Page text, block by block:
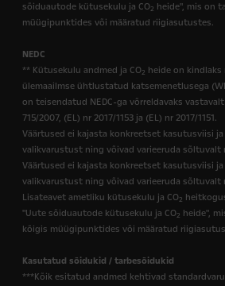
sõiduautode kütusekulu ja CO2 heide", mis on
müügipunktides või määratud riigiasutustes.
NEDC
** Kütusekulu andmed ja CO2 heide on
ülemaailmse ühtlustatud katsemenetlusega
on teisendatud NEDC-ga võrreldavaks
715/2007, (EL) nr 2017/1153 ja (EL) nr 2017/1151.
Väärtused ei kajasta konkreetset kasutusviisi
valikvarustust ning võivad varieeruda sõltuvalt
Väärtused ei kajasta konkreetset kasutusviisi
valikvarustust ning võivad varieeruda sõltuvalt
Lisateavet ametliku kütusekulu ja CO2
"Uute sõiduautode kütusekulu ja CO2 heide",
kõigis müügipunktides või määratud
Kasutatud sõidukid / tarbesõidukid
***Kõik esitatud andmed kehtivad